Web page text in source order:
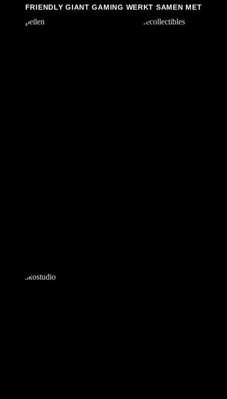
FRIENDLY GIANT GAMING WERKT SAMEN MET